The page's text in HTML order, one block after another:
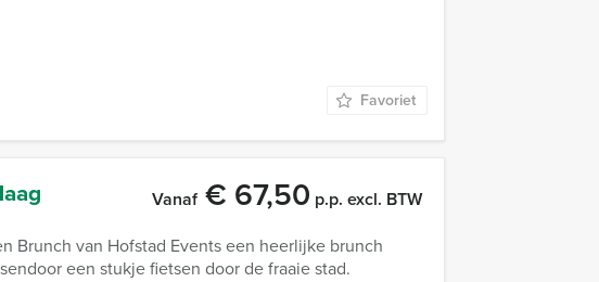
Favoriet
Vanaf€ 67,50 p.p. excl. BTW
Brunch van Hofstad Events een heerlijke brunch
een stukje fietsen door de fraaie stad.